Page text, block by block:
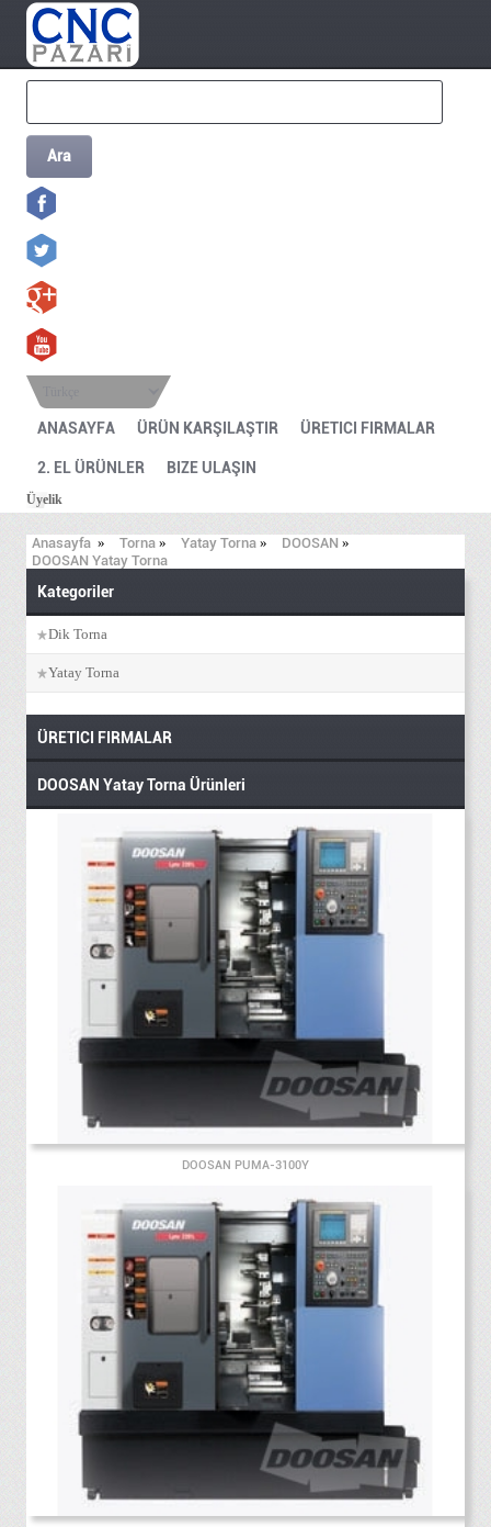
Ara
ANASAYFA ÜRÜN KARŞILAŞTIR ÜRETICI FIRMALAR
2. EL ÜRÜNLER BIZE ULAŞIN
Üyelik
Anasayfa » Torna » Yatay Torna » DOOSAN »
DOOSAN Yatay Torna
Kategoriler
Dik Torna
Yatay Torna
ÜRETICI FIRMALAR
DOOSAN Yatay Torna Ürünleri
DOOSAN PUMA-3100Y